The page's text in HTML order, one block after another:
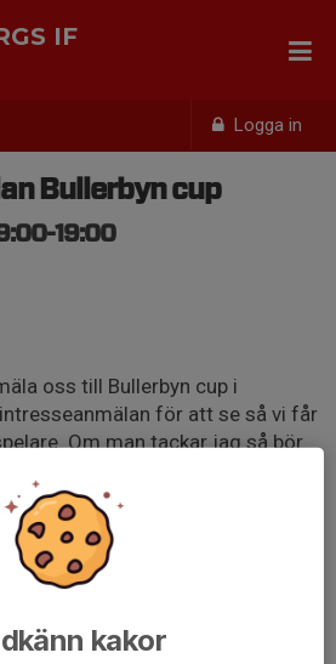
Logga in
IF
Bullerbyn cup
19:00
oss till Bullerbyn cup i
för att se så vi får
Om man tackar jag så bör
kan hända och man måste
så fort som möjligt så vi kan
en plats. Cupen spelas 30 juli
P2013
kakor